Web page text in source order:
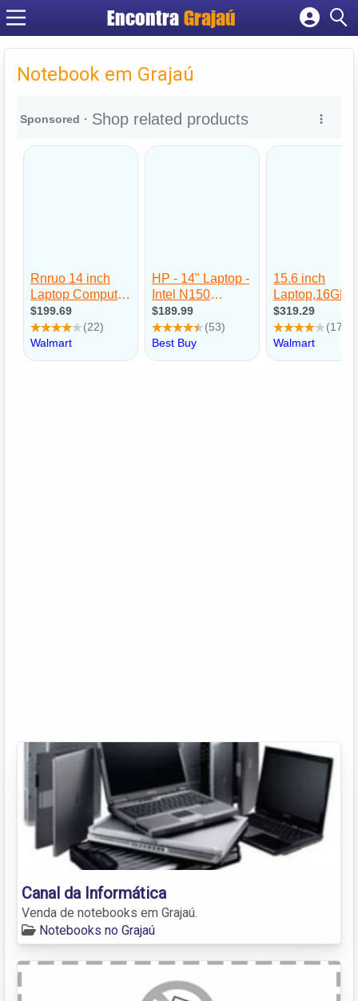
Encontra Grajaú
Cadastrar empresa
Criar conta
Notebook em Grajaú
Canal da Informática
Venda de notebooks em Grajaú.
Notebooks no Grajaú